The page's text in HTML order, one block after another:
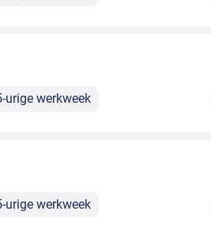
urige werkweek
urige werkweek